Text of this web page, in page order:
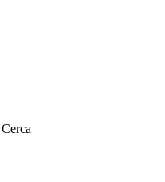
Cerca